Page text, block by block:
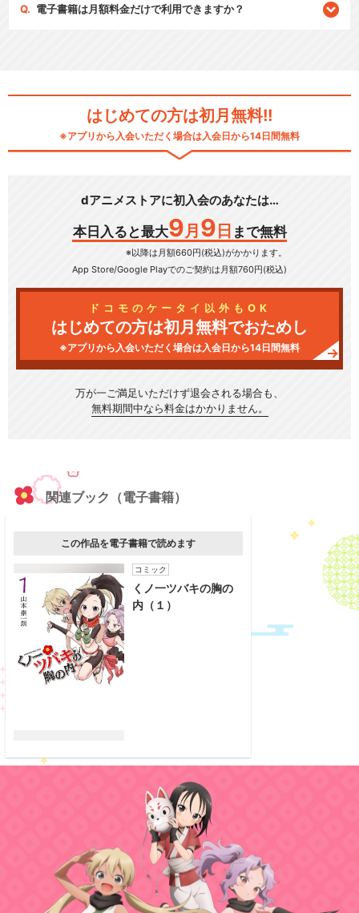
電子書籍は月額料金だけで利用できますか？
はじめての方は初月無料!!
※アプリから入会いただく場合は入会日から14日間無料
dアニメストアに初入会のあなたは…
本日入ると最大9 月 9 日 まで無料
※以降は月額660円(税込)がかかります。
App Store/Google Playでのご契約は月額760円(税込)
ドコモのケータイ以外もOK
はじめての方は初月無料でおためし
※アプリから入会いただく場合は入会日から14日間無料
万が一ご満足いただけず退会される場合も、
無料期間中なら料金はかかりません。
関連ブック（電子書籍）
この作品を電子書籍で読めます
コミック
くノ一ツバキの胸の
内（１）